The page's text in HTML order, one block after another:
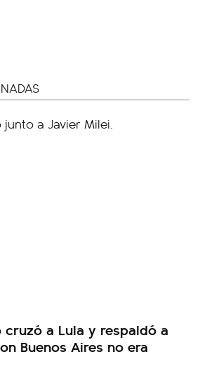
cruzó a Lula y respaldó a
Buenos Aires no era